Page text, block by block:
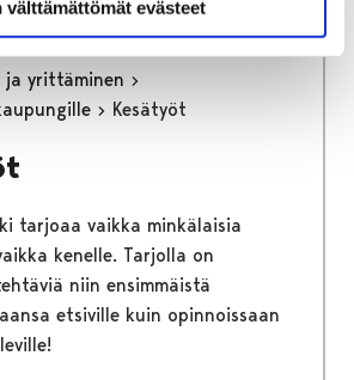
välttämättömät evästeet
ja yrittäminen
Kesätyöt
tarjoaa vaikka minkälaisia
kenelle. Tarjolla on
niin ensimmäistä
etsiville kuin opinnoissaan